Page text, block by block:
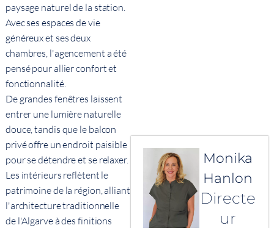
paysage naturel de la station.
Avec ses espaces de vie
généreux et ses deux
chambres, l'agencement a été
pensé pour allier confort et
fonctionnalité.
De grandes fenêtres laissent
entrer une lumière naturelle
douce, tandis que le balcon
privé offre un endroit paisible
pour se détendre et se relaxer.
Les intérieurs reflètent le
patrimoine de la région, alliant
l'architecture traditionnelle
de l'Algarve à des finitions
Monika
Hanlon
Directe
ur